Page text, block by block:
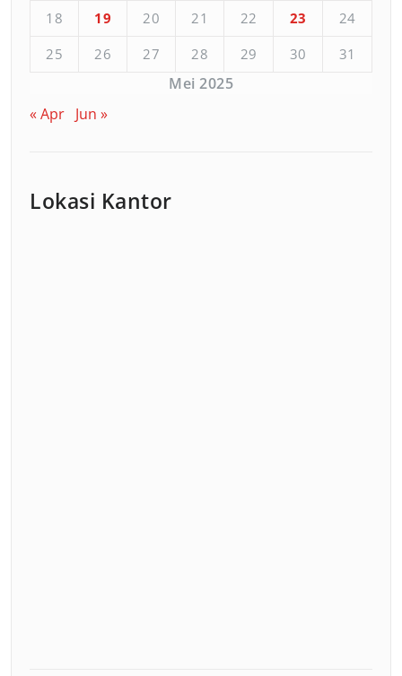
Mei 2025
18
19 20 21 22 23
24
25
26 27 28 29 30 31
« Apr Jun »
Lokasi Kantor